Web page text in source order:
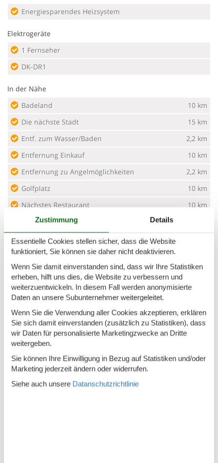
Energiesparendes Heizsystem
Elektrogeräte
1 Fernseher
DK-DR1
In der Nähe
Badeland
10 km
Die nächste Stadt
15 km
Entf. zum Wasser/Baden
2,2 km
Entfernung Einkauf
10 km
Entfernung zu Angelmöglichkeiten
2,2 km
Golfplatz
10 km
Nächstes Restaurant
10 km
Energiesparhaus
Küche
Abzugshaube
Die Küche verfügt über Warmwasser
Elektroherd
4 Kochfelder
Gefriertruhe
Kaffeemaschine
Kühlschrank
Zustimmung Details
Essentielle Cookies stellen sicher, dass die Website
funktioniert, Sie können sie daher nicht deaktivieren.
Wenn Sie damit einverstanden sind, dass wir Ihre Statistiken
erheben, hilft uns dies, die Website zu verbessern und
weiterzuentwickeln. In diesem Fall werden anonymisierte
Daten an unsere Subunternehmer weitergeleitet.
Wenn Sie die Verwendung aller Cookies akzeptieren, erklären
Sie sich damit einverstanden (zusätzlich zu Statistiken), dass
wir Daten für personalisierte Marketingzwecke an Dritte
weitergeben.
Sie können Ihre Einwilligung in Bezug auf Statistiken und/oder
Marketing jederzeit ändern oder widerrufen.
Siehe auch unsere Datanschutzrichtlinie